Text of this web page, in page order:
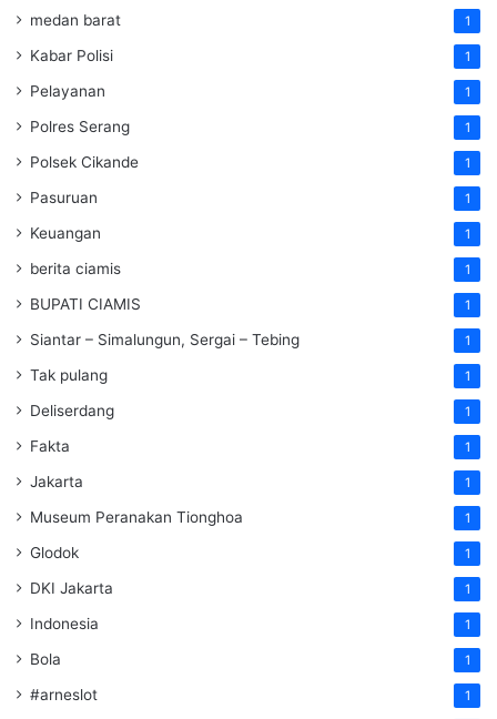
medan barat 1
Kabar Polisi 1
Pelayanan 1
Polres Serang 1
Polsek Cikande 1
Pasuruan 1
Keuangan 1
berita ciamis 1
BUPATI CIAMIS 1
Siantar – Simalungun, Sergai – Tebing 1
Tak pulang 1
Deliserdang 1
Fakta 1
Jakarta 1
Museum Peranakan Tionghoa 1
Glodok 1
DKI Jakarta 1
Indonesia 1
Bola 1
#arneslot 1